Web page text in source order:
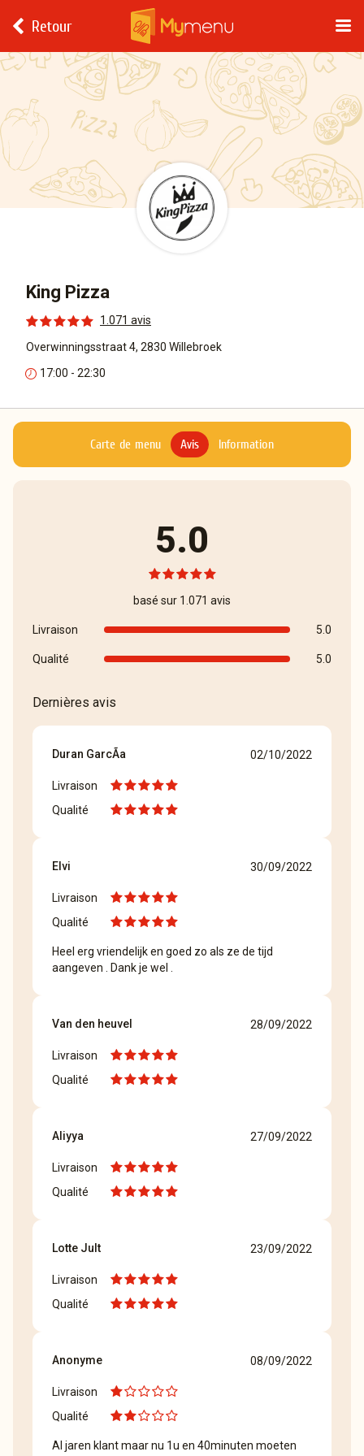
Retour
King Pizza
1.071 avis
Overwinningsstraat 4, 2830 Willebroek
17:00 - 22:30
Carte de menu Avis Information
5.0
basé sur 1.071 avis
Livraison 5.0
Qualité 5.0
Dernières avis
Duran GarcÃ­a 02/10/2022
Livraison
Qualité
Elvi 30/09/2022
Livraison
Qualité
Heel erg vriendelijk en goed zo als ze de tijd
aangeven . Dank je wel .
Van den heuvel 28/09/2022
Livraison
Qualité
Aliyya 27/09/2022
Livraison
Qualité
Lotte Jult 23/09/2022
Livraison
Qualité
Anonyme 08/09/2022
Livraison
Qualité
Al jaren klant maar nu 1u en 40minuten moeten